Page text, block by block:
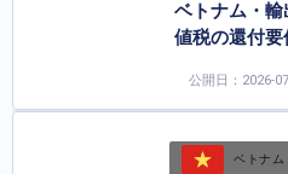
ベトナム・
値税の還付要
公開日：2026-
ベトナム